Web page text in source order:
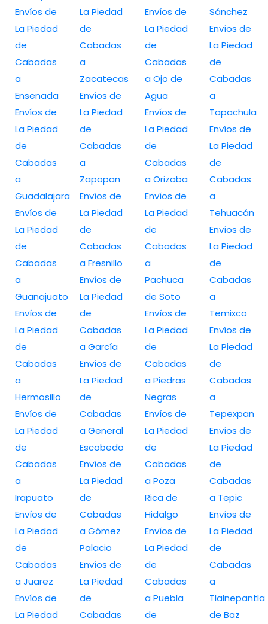
Envíos de
La Piedad
de
Cabadas
a
Ensenada
Envíos de
La Piedad
de
Cabadas
a
Guadalajara
Envíos de
La Piedad
de
Cabadas
a
Guanajuato
Envíos de
La Piedad
de
Cabadas
a
Hermosillo
Envíos de
La Piedad
de
Cabadas
a
Irapuato
Envíos de
La Piedad
de
Cabadas
a Juarez
Envíos de
La Piedad
La Piedad
de
Cabadas
a
Zacatecas
Envíos de
La Piedad
de
Cabadas
a
Zapopan
Envíos de
La Piedad
de
Cabadas
a Fresnillo
Envíos de
La Piedad
de
Cabadas
a García
Envíos de
La Piedad
de
Cabadas
a General
Escobedo
Envíos de
La Piedad
de
Cabadas
a Gómez
Palacio
Envíos de
La Piedad
de
Cabadas
Envíos de
La Piedad
de
Cabadas
a Ojo de
Agua
Envíos de
La Piedad
de
Cabadas
a Orizaba
Envíos de
La Piedad
de
Cabadas
a
Pachuca
de Soto
Envíos de
La Piedad
de
Cabadas
a Piedras
Negras
Envíos de
La Piedad
de
Cabadas
a Poza
Rica de
Hidalgo
Envíos de
La Piedad
de
Cabadas
a Puebla
de
Sánchez
Envíos de
La Piedad
de
Cabadas
a
Tapachula
Envíos de
La Piedad
de
Cabadas
a
Tehuacán
Envíos de
La Piedad
de
Cabadas
a
Temixco
Envíos de
La Piedad
de
Cabadas
a
Tepexpan
Envíos de
La Piedad
de
Cabadas
a Tepic
Envíos de
La Piedad
de
Cabadas
a
Tlalnepantla
de Baz